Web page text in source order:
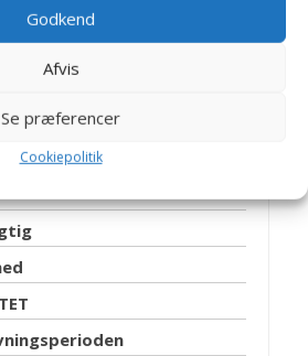
Godkend
Afvis
Se præferencer
Cookiepolitik
til artikler på Dyrlægevagten